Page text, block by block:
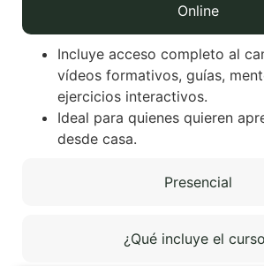
Online
Presencial
¿Qué incluye el
Incluye acceso completo al
vídeos formativos, guías,
ejercicios interactivos.
Ideal para quienes quieren
desde casa.